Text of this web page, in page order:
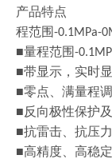
产品特点
程范围-0.1MPa-
■量程范围-
■带显示，实时
■零点、满量程
■反向极性保护
■抗雷击、抗压
■高精度、高稳